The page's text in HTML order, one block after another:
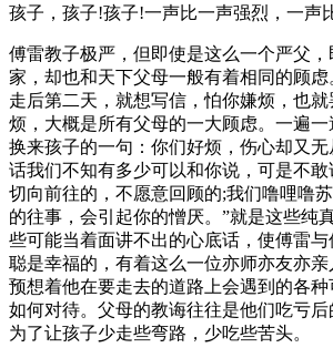
孩子，孩子!孩子!一声比一声强烈，一声
傅雷教子极严，但即使是这么一个严父
家，却也和天下父母一般有着相同的顾
走后第二天，就想写信，怕你嫌烦，也就
烦，大概是所有父母的一大顾虑。一遍
换来孩子的一句：你们好烦，伤心却又无
话我们不知有多少可以和你说，可是不
切向前往的，不愿意回顾的;我们噜哩噜
的往事，会引起你的憎厌。”就是这些纯
些可能当着面讲不出的心底话，使傅雷
聪是幸福的，有着这么一位亦师亦友亦
预想着他在要走去的道路上会遇到的各
如何对待。父母的教诲往往是他们吃亏
为了让孩子少走些弯路，少吃些苦头。